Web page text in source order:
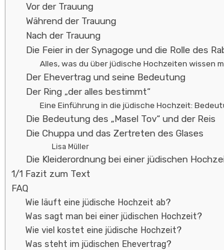
Vor der Trauung
Während der Trauung
Nach der Trauung
Die Feier in der Synagoge und die Rolle des
Alles, was du über jüdische Hochzeiten wissen
Der Ehevertrag und seine Bedeutung
Der Ring „der alles bestimmt“
Eine Einführung in die jüdische Hochzeit:
Die Bedeutung des „Masel Tov“ und der Reis
Die Chuppa und das Zertreten des Glases
Lisa Müller
Die Kleiderordnung bei einer jüdischen
1/1 Fazit zum Text
FAQ
Wie läuft eine jüdische Hochzeit ab?
Was sagt man bei einer jüdischen Hochzeit?
Wie viel kostet eine jüdische Hochzeit?
Was steht im jüdischen Ehevertrag?